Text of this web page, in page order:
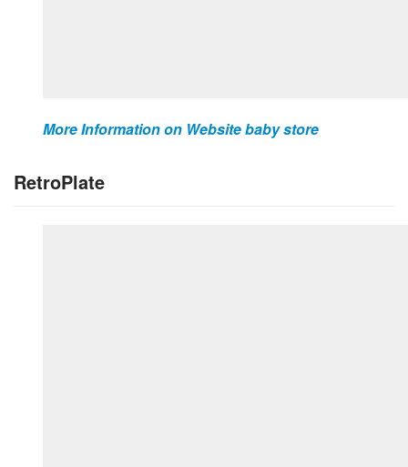
More Information on Website baby store
RetroPlate